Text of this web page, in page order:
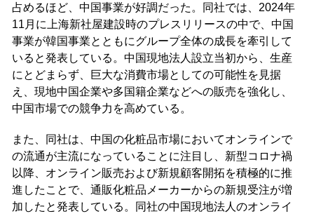
占めるほど、中国事業が好調だった。同社では、2024年
11月に上海新社屋建設時のプレスリリースの中で、中国
事業が韓国事業とともにグループ全体の成長を牽引して
いると発表している。中国現地法人設立当初から、生産
にとどまらず、巨大な消費市場としての可能性を見据
え、現地中国企業や多国籍企業などへの販売を強化し、
中国市場での競争力を高めている。
また、同社は、中国の化粧品市場においてオンラインで
の流通が主流になっていることに注目し、新型コロナ禍
以降、オンライン販売および新規顧客開拓を積極的に推
進したことで、通販化粧品メーカーからの新規受注が増
加したと発表している。同社の中国現地法人のオンライ